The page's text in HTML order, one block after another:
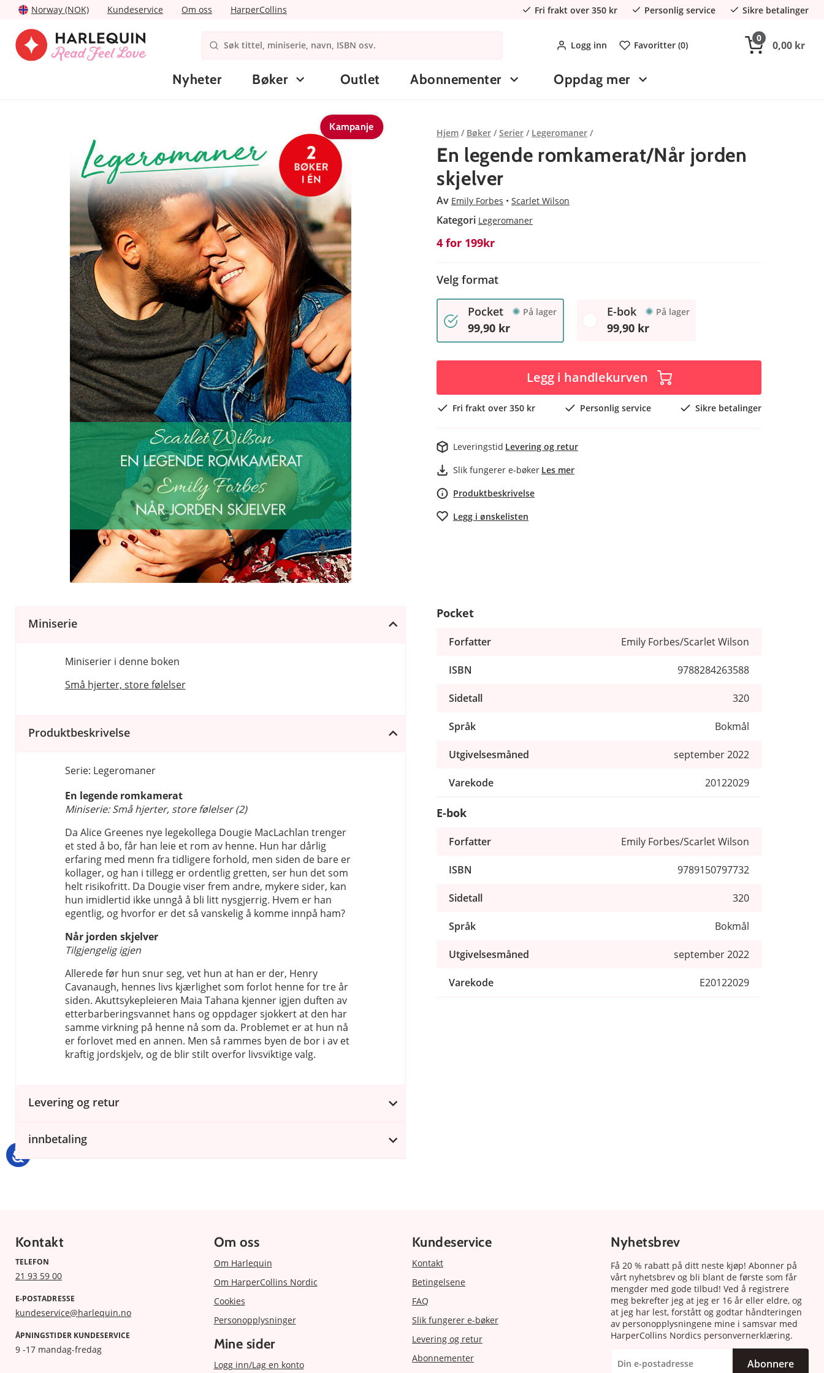
Norway (NOK) Kundeservice Om oss HarperCollins Fri frakt over 350 kr Personlig service Sikre betalinger
Logg inn Favoritter (0)
0
0,00 kr
Nyheter Bøker Outlet Abonnementer Oppdag mer
Kampanje
Hjem Bøker Serier Legeromaner
En legende romkamerat/Når jorden
skjelver
Av Emily Forbes Scarlet Wilson
Kategori Legeromaner
4 for 199kr
Velg format
Pocket På lager
99,90 kr
E-bok På lager
99,90 kr
Legg i handlekurven
Fri frakt over 350 kr Personlig service Sikre betalinger
Leveringstid Levering og retur
Slik fungerer e-bøker Les mer
Produktbeskrivelse
Legg i ønskelisten
Miniserie
Miniserier i denne boken
Små hjerter, store følelser
Produktbeskrivelse
Serie: Legeromaner
En legende romkamerat
Miniserie: Små hjerter, store følelser (2)
Da Alice Greenes nye legekollega Dougie MacLachlan trenger
et sted å bo, får han leie et rom av henne. Hun har dårlig
erfaring med menn fra tidligere forhold, men siden de bare er
kollager, og han i tillegg er ordentlig gretten, ser hun det som
helt risikofritt. Da Dougie viser frem andre, mykere sider, kan
hun imidlertid ikke unngå å bli litt nysgjerrig. Hvem er han
egentlig, og hvorfor er det så vanskelig å komme innpå ham?
Når jorden skjelver
Tilgjengelig igjen
Allerede før hun snur seg, vet hun at han er der, Henry
Cavanaugh, hennes livs kjærlighet som forlot henne for tre år
siden. Akuttsykepleieren Maia Tahana kjenner igjen duften av
etterbarberingsvannet hans og oppdager sjokkert at den har
samme virkning på henne nå som da. Problemet er at hun nå
er forlovet med en annen. Men så rammes byen de bor i av et
kraftig jordskjelv, og de blir stilt overfor livsviktige valg.
Levering og retur
innbetaling
Pocket
Forfatter Emily Forbes/Scarlet Wilson
ISBN 9788284263588
Sidetall 320
Språk Bokmål
Utgivelsesmåned september 2022
Varekode 20122029
E-bok
Forfatter Emily Forbes/Scarlet Wilson
ISBN 9789150797732
Sidetall 320
Språk Bokmål
Utgivelsesmåned september 2022
Varekode E20122029
Kontakt
TELEFON
21 93 59 00
E-POSTADRESSE
kundeservice@harlequin.no
ÅPNINGSTIDER KUNDESERVICE
9 -17 mandag-fredag
Om oss
Om Harlequin
Om HarperCollins Nordic
Cookies
Personopplysninger
Mine sider
Logg inn/Lag en konto
Kundeservice
Kontakt
Betingelsene
FAQ
Slik fungerer e-bøker
Levering og retur
Abonnementer
Nyhetsbrev
Få 20 % rabatt på ditt neste kjøp! Abonner på
vårt nyhetsbrev og bli blant de første som får
mengder med gode tilbud! Ved å registrere
meg bekrefter jeg at jeg er 16 år eller eldre, og
at jeg har lest, forstått og godtar håndteringen
av personopplysningene mine i samsvar med
HarperCollins Nordics personvernerklæring.
Abonnere